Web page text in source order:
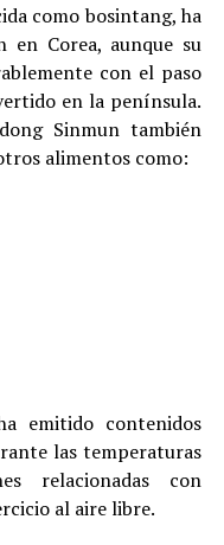
como bosintang, ha
Corea, aunque su
con el paso
en la península.
Sinmun también
alimentos como:
emitido contenidos
las temperaturas
relacionadas con
al aire libre.